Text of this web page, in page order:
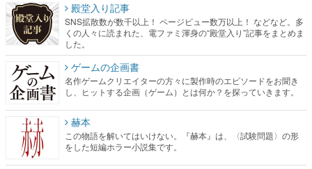
殿堂入り記事
SNS拡散数が数千以上！ ページビュー数万以上！ などなど。多
くの人々に読まれた、電ファミ渾身の“殿堂入り”記事をまとめま
した。
ゲームの企画書
名作ゲームクリエイターの方々に製作時のエピソードをお聞き
し、ヒットする企画（ゲーム）とは何か？を探っていきます。
赫本
この物語を解いてはいけない。『赫本』は、〈試験問題〉の形
をした短編ホラー小説集です。